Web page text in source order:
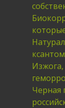
Черная